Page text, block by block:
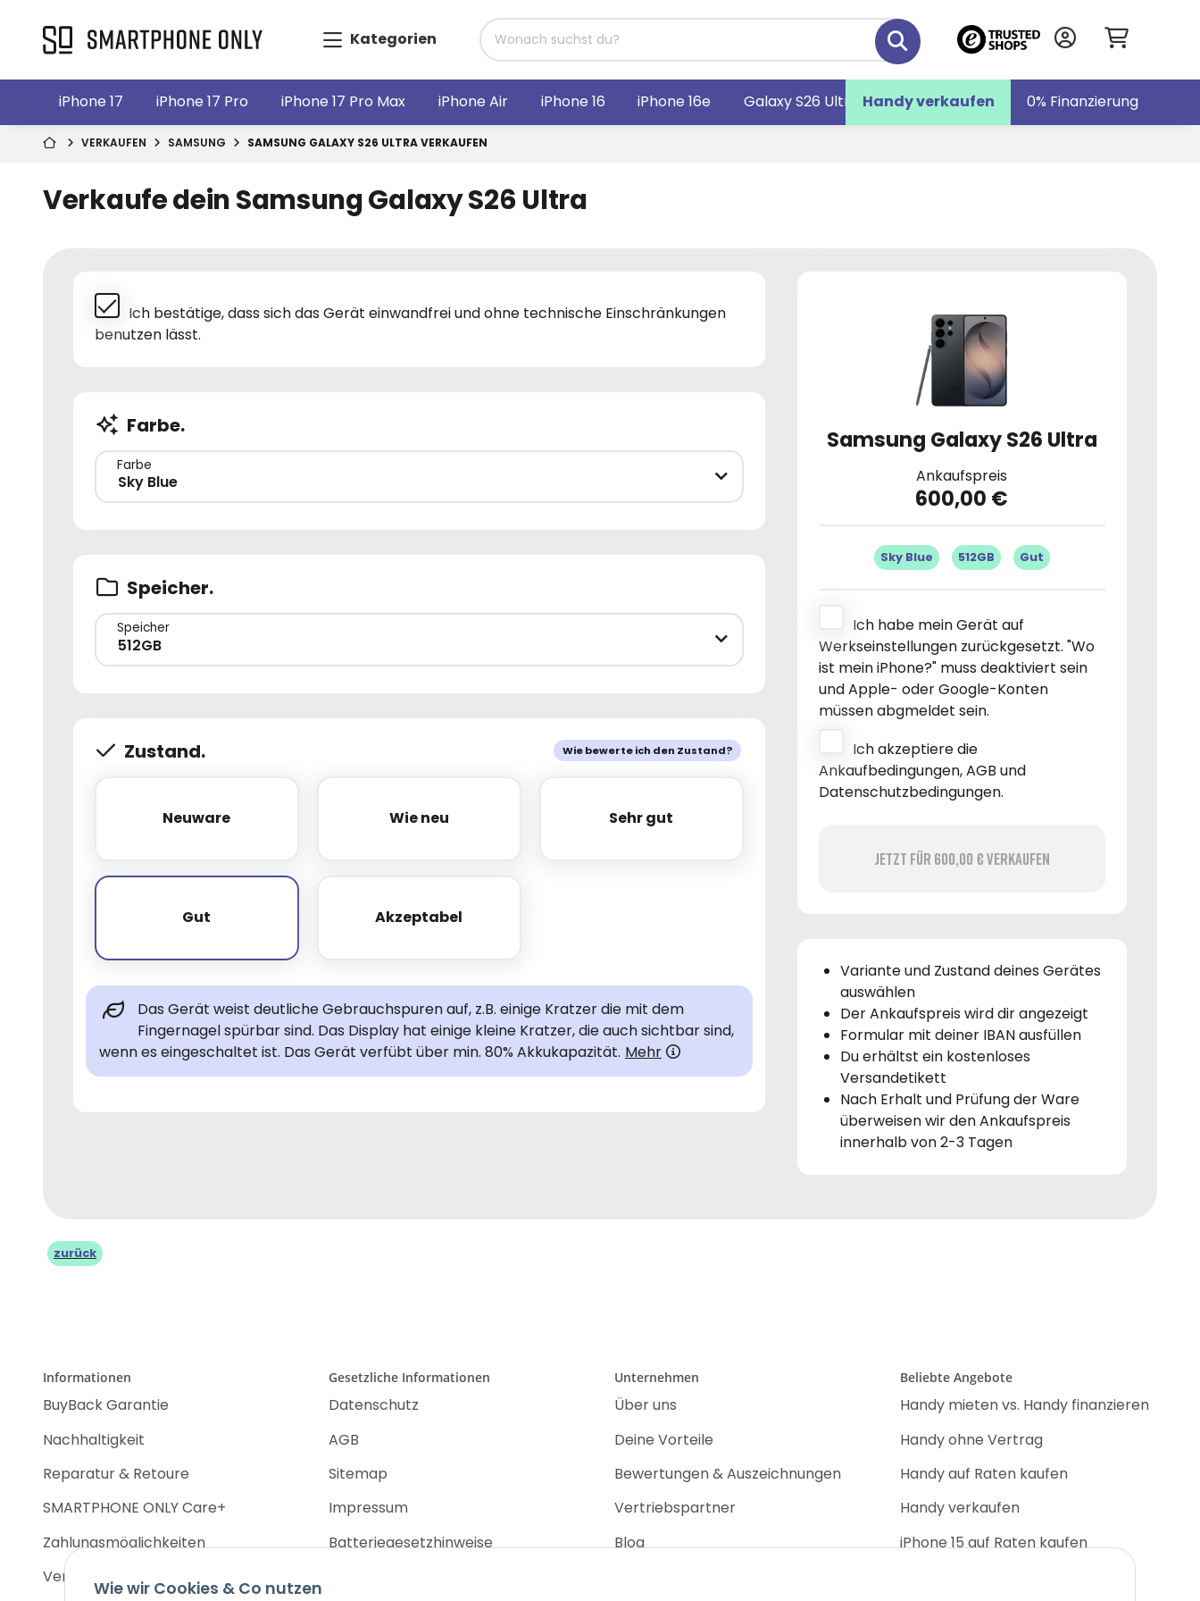
Kategorien
Handy verkaufen 0% Finanzierung
iPhone 17 iPhone 17 Pro iPhone 17 Pro Max iPhone Air iPhone 16 iPhone 16e Galaxy S26 Ultra Galaxy S26 Galaxy Z Fold7
VERKAUFEN SAMSUNG SAMSUNG GALAXY S26 ULTRA VERKAUFEN
Verkaufe dein Samsung Galaxy S26 Ultra
Ich bestätige, dass sich das Gerät einwandfrei und ohne technische Einschränkungen
benutzen lässt.
Farbe.
Farbe
Sky Blue
Speicher.
Speicher
512GB
Wie bewerte ich den Zustand?
Zustand.
Neuware
Neuware Wie neu
Wie neu Sehr gut
Sehr gut
Gut
Gut Akzeptabel
Akzeptabel
Das Gerät weist deutliche Gebrauchspuren auf, z.B. einige Kratzer die mit dem
Fingernagel spürbar sind. Das Display hat einige kleine Kratzer, die auch sichtbar sind,
wenn es eingeschaltet ist. Das Gerät verfübt über min. 80% Akkukapazität. Mehr
Samsung Galaxy S26 Ultra
Ankaufspreis
600,00 €
Sky Blue 512GB Gut
Ich habe mein Gerät auf
Werkseinstellungen zurückgesetzt. "Wo
ist mein iPhone?" muss deaktiviert sein
und Apple- oder Google-Konten
müssen abgmeldet sein.
Ich akzeptiere die
Ankaufbedingungen, AGB und
Datenschutzbedingungen.
Jetzt für 600,00 € verkaufen
Variante und Zustand deines Gerätes
auswählen
Der Ankaufspreis wird dir angezeigt
Formular mit deiner IBAN ausfüllen
Du erhältst ein kostenloses
Versandetikett
Nach Erhalt und Prüfung der Ware
überweisen wir den Ankaufspreis
innerhalb von 2-3 Tagen
zurück
Informationen
BuyBack Garantie
Nachhaltigkeit
Reparatur & Retoure
SMARTPHONE ONLY Care+
Zahlungsmöglichkeiten
Versandinformationen
Gesetzliche Informationen
Datenschutz
AGB
Sitemap
Impressum
Batteriegesetzhinweise
Unternehmen
Über uns
Deine Vorteile
Bewertungen & Auszeichnungen
Vertriebspartner
Blog
Beliebte Angebote
Handy mieten vs. Handy finanzieren
Handy ohne Vertrag
Handy auf Raten kaufen
Handy verkaufen
iPhone 15 auf Raten kaufen
Wie wir Cookies & Co nutzen